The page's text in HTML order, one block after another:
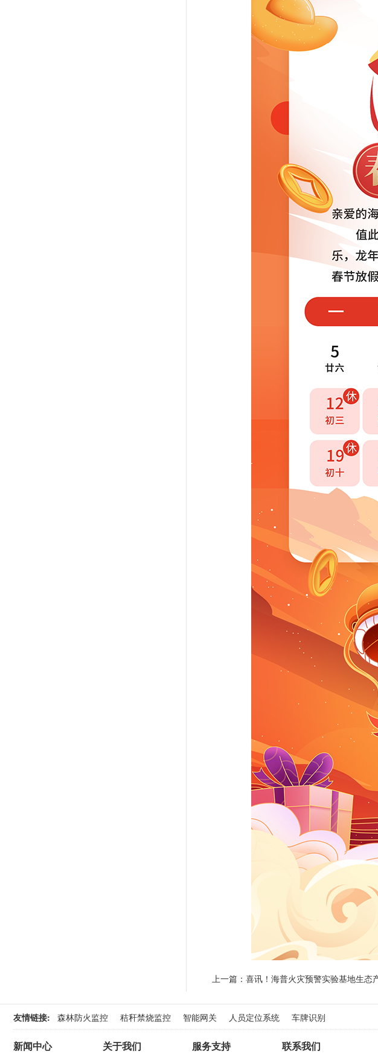
上一篇： 喜讯！海普火灾预警实验基地生态
友情链接: 森林防火监控 秸秆禁烧监控 智能网关 人员定位系统 车牌识别
新闻中心 关于我们 服务支持 联系我们